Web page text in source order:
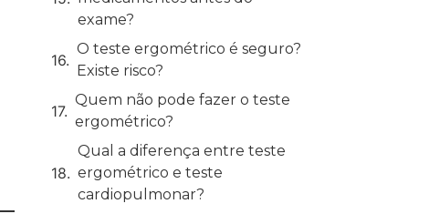
exame?
O teste ergométrico é seguro?
Existe risco?
Quem não pode fazer o teste
ergométrico?
Qual a diferença entre teste
ergométrico e teste
cardiopulmonar?